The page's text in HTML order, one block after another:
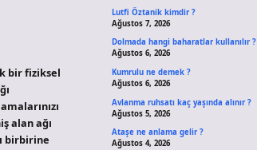
bir fiziksel
alan ağı
birbirine
Lutfi Öztanik kimdir ?
Ağustos 7, 2026
Dolmada hangi baharatlar kullanılır ?
Ağustos 6, 2026
Kumrulu ne demek ?
Ağustos 6, 2026
Avlanma ruhsatı kaç yaşında alınır ?
Ağustos 5, 2026
Ataşe ne anlama gelir ?
Ağustos 4, 2026